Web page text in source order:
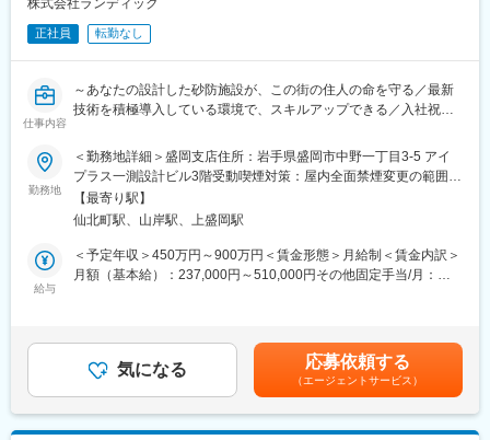
ランドワークグループは、建設コンサルタント事業をはじめ、墓
石小売、不動産、建築石材、貿易など多角的に展開する企業グル
ープです。
東北を中心に15社が連携し、技術・ノウハウを共有しています
変更の範囲：会社の定める業務
◇設計図面作成、数量計算、設計報告書作成
◇後進技術者の指導・育成
◇元請として発注者と直接折衝するため、自分の名前で仕事がで
きる環境です
◇あなたが線形を引いた道路が、地域交通と物流を支えます
◇最新技術を積極導入していますので、設計者としてのスキルア
■キャリアパス（一例）：
■当社の特徴：
ランディックは創業50周年を迎え、測量・地質調査・建設コンサ
に支える技術者集団です。UAV・3次元モデル・CIMへの対応な
正社員 転勤なし
仕事内容
～あなたの設計した砂防施設が、この街の住人の命を守る／最新
技術を積極導入している環境で、スキルアップできる／入社祝い
■ポジションの魅力：
◎入社祝い金50万円あり
◎3Dレーザースキャナー・UAV測量・BIM/CIM、生成AI活用等の
最新技術を推進中
◎年間休日125日・月平均残業15時間。暮らしと仕事の両立を実
現
◎技術士・RCCM保有者が多数在籍と、切磋琢磨できる技術者集
場環境
■業務内容：
勤務地
＜勤務地詳細＞盛岡支店住所：岩手県盛岡市中野一丁目3-5 アイ
プラス一測設計ビル3階受動喫煙対策：屋内全面禁煙変更の範囲：
会社の定める事業所
【最寄り駅】
仙北町駅、山岸駅、上盛岡駅
給与
＜予定年収＞450万円～900万円＜賃金形態＞月給制＜賃金内訳＞
月額（基本給）：237,000円～510,000円その他固定手当/月：
その他固定手当：・住宅手当8,000円～20,000円・資格手当5,000
円～20,000円賃金はあくまでも目安の金額であり、選考を通じて
上下する可能性があります。月給(月額)は固定手当を含めた表記で
す。
気になる 応募依頼する
（エージェントサービス）